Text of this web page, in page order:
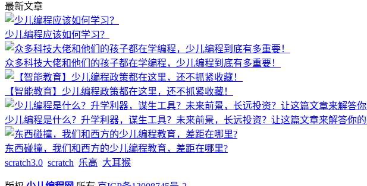
最新文章
少儿编程应该如何学习？
众多科技大佬和他们的孩子都在学编程，少儿编程到底有多重要！
【智能教育】少儿编程政策都在这里，还不抓紧收藏！
少儿编程是什么？升学利器，谋生工具？未来前景，长远投资？让这篇文章来解答你的
东西碰撞，我们和西方的少儿编程教育，差距在哪里?
scratch3.0 scratch 乐高 大耳猴